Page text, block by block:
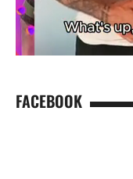
FACEBOOK